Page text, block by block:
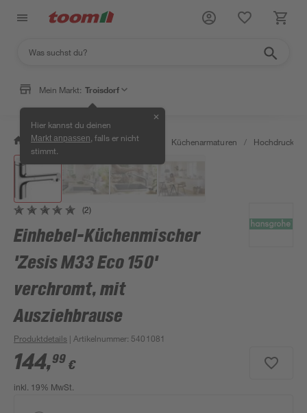
Mein Markt: Troisdorf
Hier kannst du deinen
Markt anpassen , falls er nicht
stimmt.
✕
/ Wohnen & Haushalt / Küche Küchenarmaturen /
(2)
Einhebel-Küchenmischer
'Zesis M33 Eco 150'
verchromt, mit
Ausziehbrause
Produktdetails | Artikelnummer: 5401081
144,99 €
inkl. 19% MwSt.